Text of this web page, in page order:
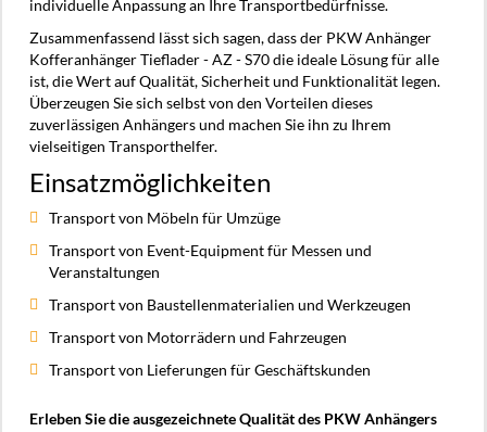
individuelle Anpassung an Ihre Transportbedürfnisse.
Zusammenfassend lässt sich sagen, dass der PKW Anhänger
Kofferanhänger Tieflader - AZ - S70 die ideale Lösung für alle
ist, die Wert auf Qualität, Sicherheit und Funktionalität legen.
Überzeugen Sie sich selbst von den Vorteilen dieses
zuverlässigen Anhängers und machen Sie ihn zu Ihrem
vielseitigen Transporthelfer.
Einsatzmöglichkeiten
Transport von Möbeln für Umzüge
Transport von Event-Equipment für Messen und
Veranstaltungen
Transport von Baustellenmaterialien und Werkzeugen
Transport von Motorrädern und Fahrzeugen
Transport von Lieferungen für Geschäftskunden
Erleben Sie die ausgezeichnete Qualität des PKW Anhängers